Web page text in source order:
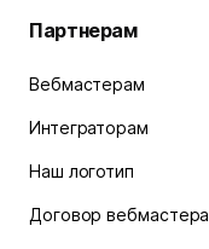
Партнерам
Вебмастерам
Интеграторам
Наш логотип
Договор вебмастера